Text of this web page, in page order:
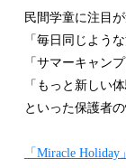
民間学童に注目
「毎日同じよう
「サマーキャン
「もっと新しい
といった保護者
「Miracle Holiday」